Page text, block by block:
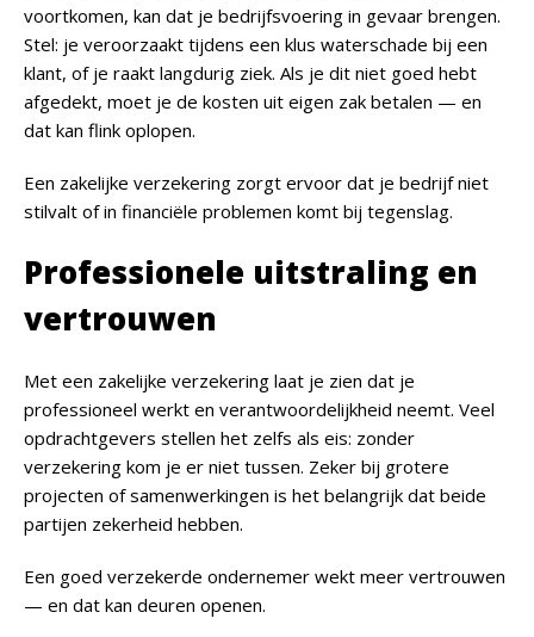
voortkomen, kan dat je bedrijfsvoering in gevaar brengen.
Stel: je veroorzaakt tijdens een klus waterschade bij een
klant, of je raakt langdurig ziek. Als je dit niet goed hebt
afgedekt, moet je de kosten uit eigen zak betalen — en
dat kan flink oplopen.
Een zakelijke verzekering zorgt ervoor dat je bedrijf niet
stilvalt of in financiële problemen komt bij tegenslag.
Professionele uitstraling en
vertrouwen
Met een zakelijke verzekering laat je zien dat je
professioneel werkt en verantwoordelijkheid neemt. Veel
opdrachtgevers stellen het zelfs als eis: zonder
verzekering kom je er niet tussen. Zeker bij grotere
projecten of samenwerkingen is het belangrijk dat beide
partijen zekerheid hebben.
Een goed verzekerde ondernemer wekt meer vertrouwen
— en dat kan deuren openen.